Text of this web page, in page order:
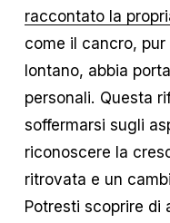
raccontato la
come il cancro,
lontano, abbia
personali. Questa
soffermarsi sugli
riconoscere la
ritrovata e un
Potresti scoprire di